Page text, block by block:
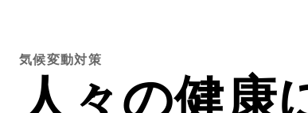
気候変動対策
人々の健康